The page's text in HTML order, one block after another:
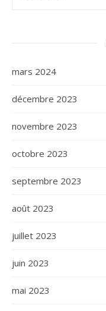
mars 2024
décembre 2023
novembre 2023
octobre 2023
septembre 2023
août 2023
juillet 2023
juin 2023
mai 2023